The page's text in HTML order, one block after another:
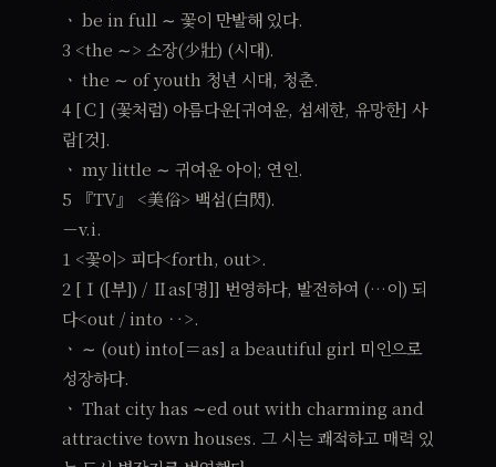
ㆍ be in full ∼ 꽃이 만발해 있다.
3 <the ∼> 소장(少壯) (시대).
ㆍ the ∼ of youth 청년 시대, 청춘.
4 [Ｃ] (꽃처럼) 아름다운[귀여운, 섬세한, 유망한] 사
람[것].
ㆍ my little ∼ 귀여운 아이; 연인.
5 『TV』 <美俗> 백섬(白閃).
－v.i.
1 <꽃이> 피다<forth, out>.
2 [Ⅰ([부]) / Ⅱas[명]] 번영하다, 발전하여 (…이) 되
다<out / into ‥>.
ㆍ ∼ (out) into[＝as] a beautiful girl 미인으로
성장하다.
ㆍ That city has ∼ed out with charming and
attractive town houses. 그 시는 쾌적하고 매력 있